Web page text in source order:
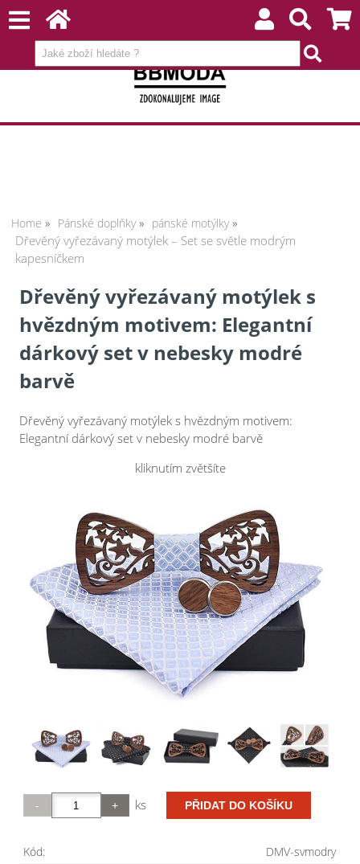
Home Pánské doplňky pánské motýlky
Dřevěný vyřezávaný motýlek – Set se světle modrým
kapesníčkem
Dřevěný vyřezávaný motýlek s
hvězdným motivem: Elegantní
dárkový set v nebesky modré
barvě
Dřevěný vyřezávaný motýlek s hvězdným motivem:
Elegantní dárkový set v nebesky modré barvě
kliknutím zvětšíte
ks
Kód:
DMV-svmodry